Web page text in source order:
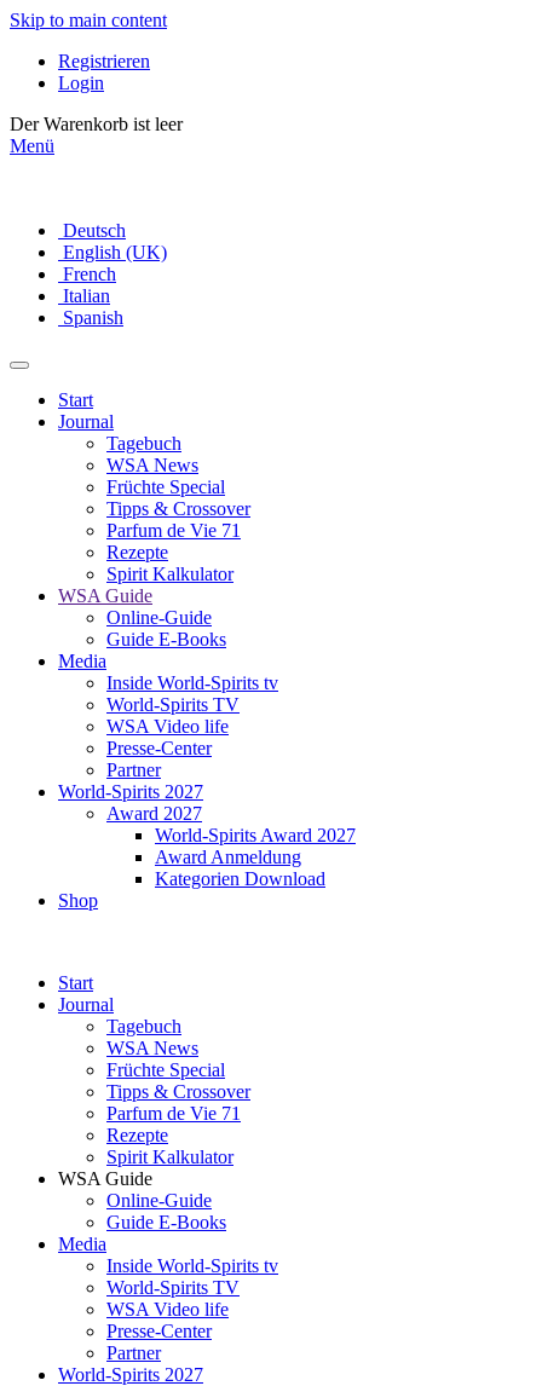
Skip to main content
Registrieren
Login
Der Warenkorb ist leer
Menü
Deutsch
English (UK)
French
Italian
Spanish
Start
Journal
Tagebuch
WSA News
Früchte Special
Tipps & Crossover
Parfum de Vie 71
Rezepte
Spirit Kalkulator
WSA Guide
Online-Guide
Guide E-Books
Media
Inside World-Spirits tv
World-Spirits TV
WSA Video life
Presse-Center
Partner
World-Spirits 2027
Award 2027
World-Spirits Award 2027
Award Anmeldung
Kategorien Download
Shop
Start
Journal
Tagebuch
WSA News
Früchte Special
Tipps & Crossover
Parfum de Vie 71
Rezepte
Spirit Kalkulator
WSA Guide
Online-Guide
Guide E-Books
Media
Inside World-Spirits tv
World-Spirits TV
WSA Video life
Presse-Center
Partner
World-Spirits 2027